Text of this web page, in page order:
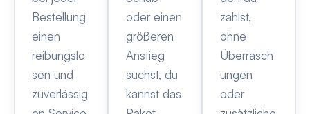
Bestellung
einen
reibungslo
sen und
zuverlässig
oder einen
größeren
Anstieg
suchst, du
kannst das
zahlst,
ohne
Überrasch
ungen
oder